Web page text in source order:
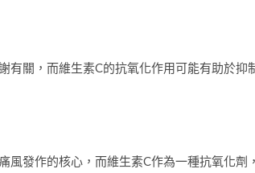
有關，而維生素C的抗氧化作用可能有助於抑
風發作的核心，而維生素C作為一種抗氧化劑